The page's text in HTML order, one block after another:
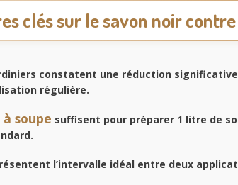
clés sur le savon noir
constatent une réduction
régulière.
soupe suffisent pour préparer 1 litre de
l’intervalle idéal entre deux